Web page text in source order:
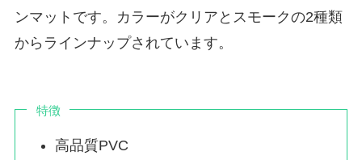
ンマットです。カラーがクリアとスモークの2種類
からラインナップされています。
特徴
高品質PVC